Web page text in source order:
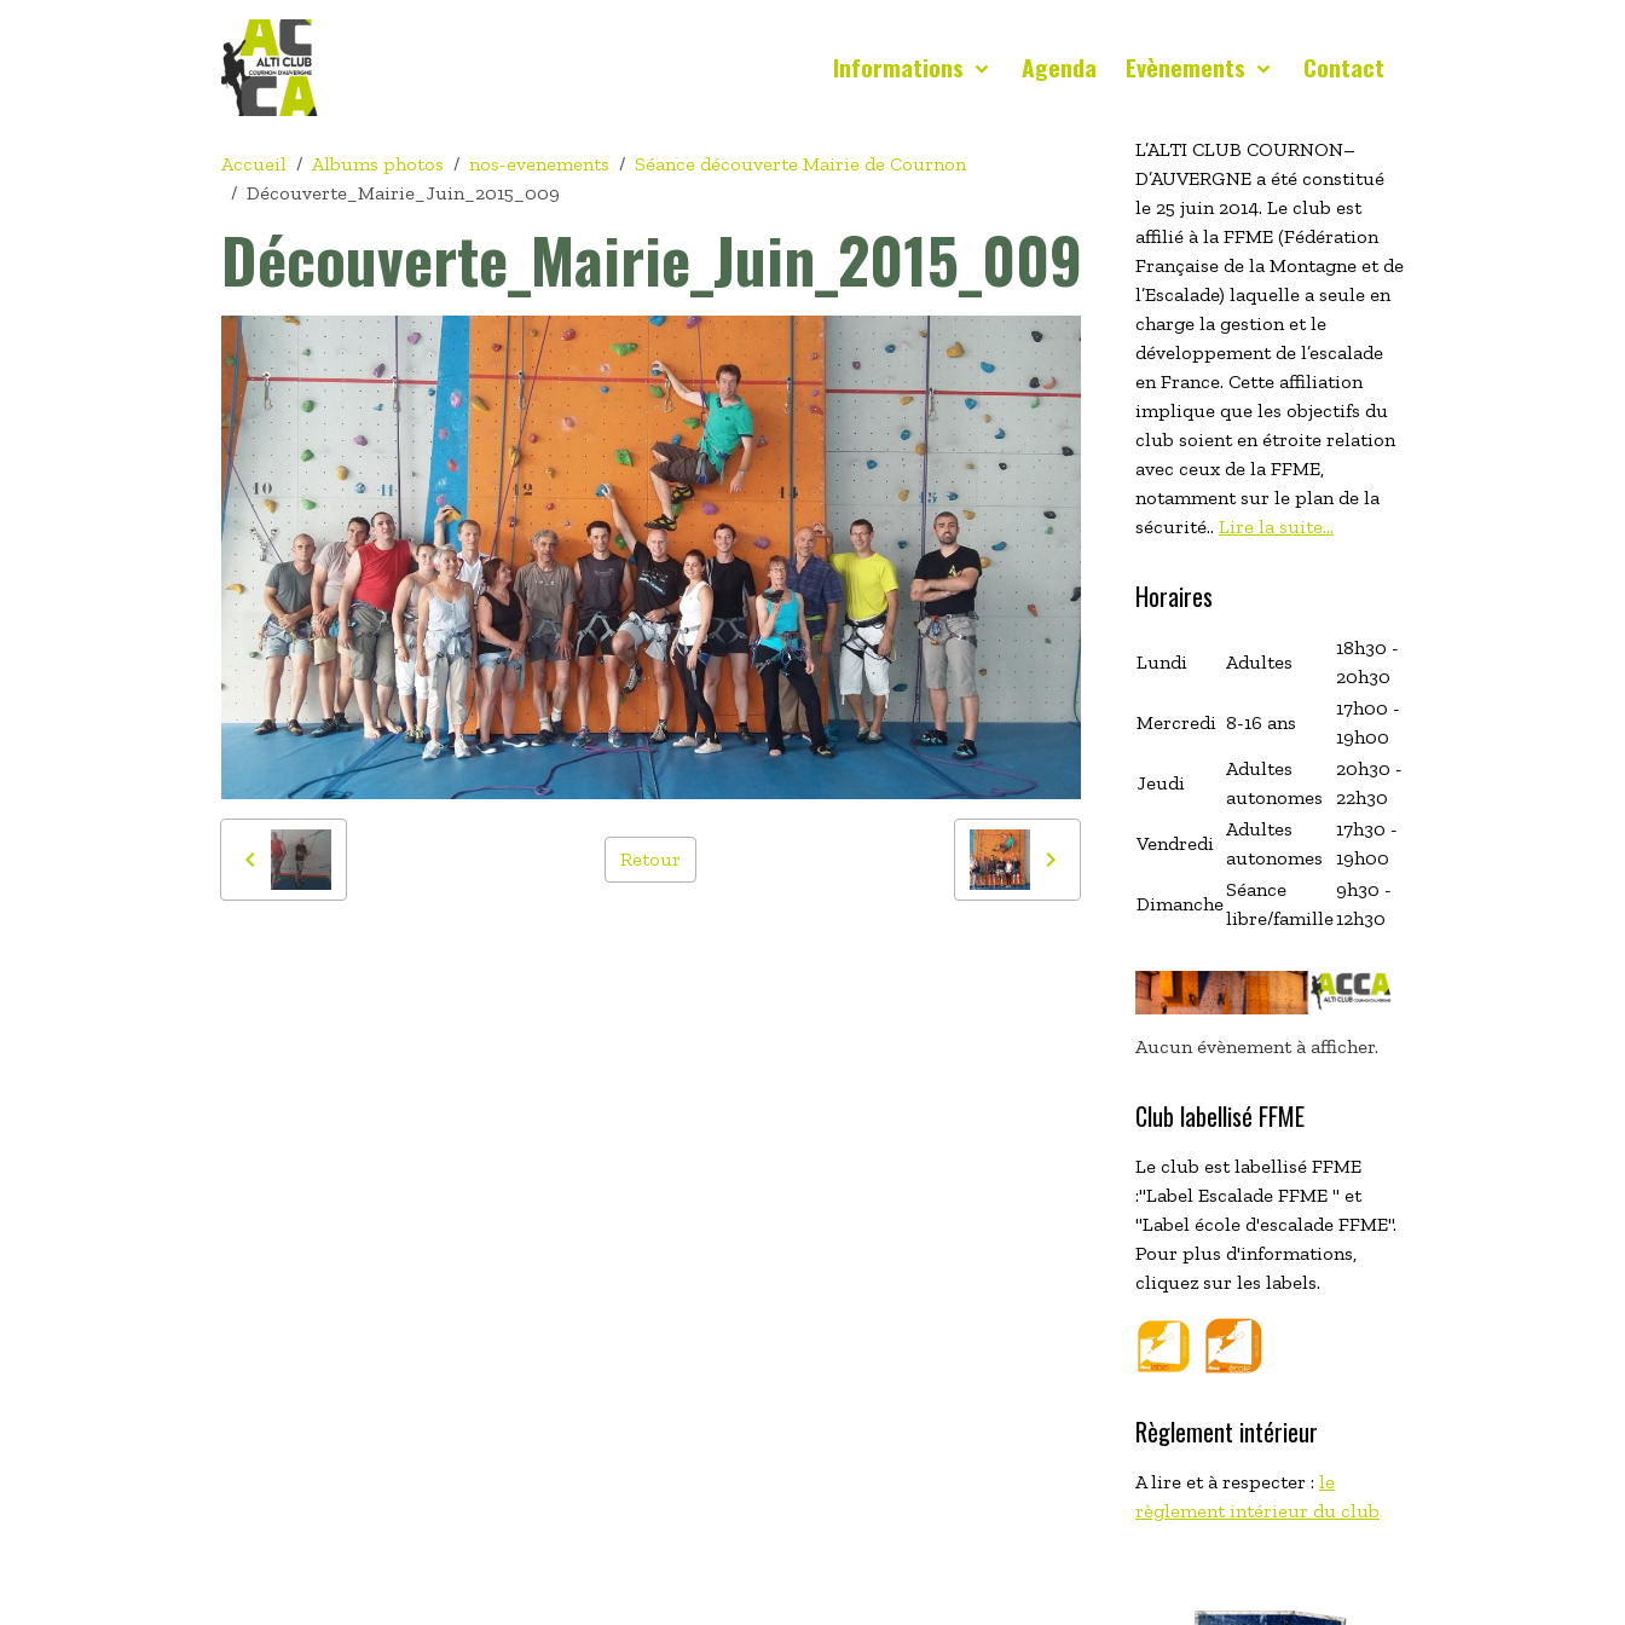
Informations Agenda Evènements Contact
Accueil Albums photos nos-evenements
Séance découverte Mairie de Cournon
Découverte_Mairie_Juin_2015_009
Découverte_Mairie_Juin_2015_009
Retour
L’ALTI CLUB COURNON–
D’AUVERGNE a été constitué
le 25 juin 2014. Le club est
affilié à la FFME (Fédération
Française de la Montagne et de
l’Escalade) laquelle a seule en
charge la gestion et le
développement de l’escalade
en France. Cette affiliation
implique que les objectifs du
club soient en étroite relation
avec ceux de la FFME,
notamment sur le plan de la
sécurité.. Lire la suite...
Horaires
Lundi Adultes
18h30 -
20h30
Mercredi 8-16 ans
17h00 -
19h00
Jeudi
Adultes
autonomes
20h30 -
22h30
Vendredi
Adultes
autonomes
17h30 -
19h00
Dimanche
Séance
libre/famille
9h30 -
12h30
Aucun évènement à afficher.
Club labellisé FFME
Le club est labellisé FFME
:"Label Escalade FFME " et
"Label école d'escalade FFME".
Pour plus d'informations,
cliquez sur les labels.
Règlement intérieur
A lire et à respecter : le
règlement intérieur du club